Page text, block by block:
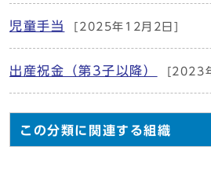
児童手当 [2025年12月2日]
出産祝金（第3子以降） [2023
この分類に関連する組織